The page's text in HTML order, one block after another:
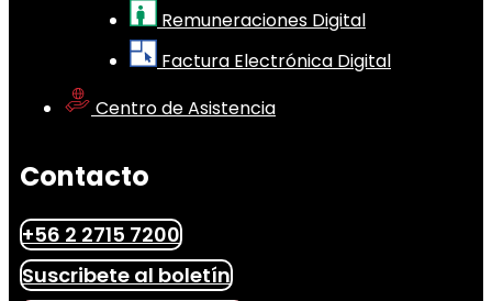
Remuneraciones Digital
Factura Electrónica Digital
Centro de Asistencia
Contacto
+56 2 2715 7200
Suscribete al boletín